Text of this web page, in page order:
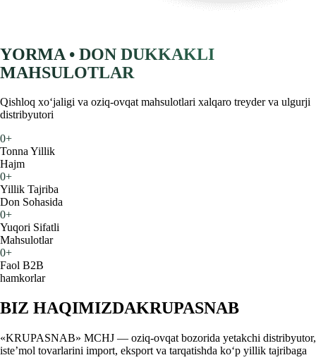
YORMA • DON DUKKAKLI
MAHSULOTLAR
Qishloq xoʻjaligi va oziq-ovqat mahsulotlari xalqaro treyder va ulgurji
distribyutori
0+
Tonna Yillik
Hajm
0+
Yillik Tajriba
Don Sohasida
0+
Yuqori Sifatli
Mahsulotlar
0+
Faol B2B
hamkorlar
BIZ HAQIMIZDAKRUPASNAB
«KRUPASNAB» MCHJ — oziq-ovqat bozorida yetakchi distribyutor,
iste’mol tovarlarini import, eksport va tarqatishda ko‘p yillik tajribaga